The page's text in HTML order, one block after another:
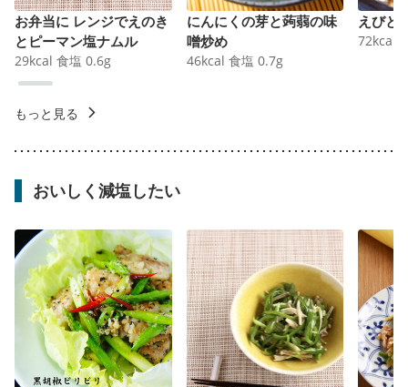
お弁当に レンジでえのき
とピーマン塩ナムル
29kcal 食塩 0.6g
にんにくの芽と蒟蒻の味
噌炒め
46kcal 食塩 0.7g
えびと
72kcal
もっと見る
おいしく減塩したい